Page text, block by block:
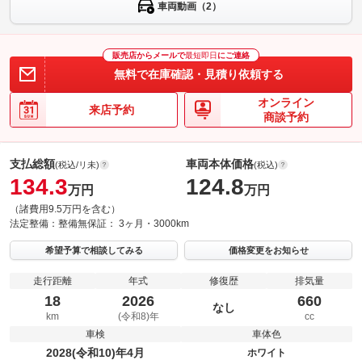
車両動画（2）
販売店からメールで最短即日 にご連絡
無料で在庫確認・見積り依頼する
来店予約
オンライン
商談予約
支払総額(税込/リ未)
134.3万円
（諸費用9.5万円を含む）
車両本体価格(税込)
124.8万円
法定整備： 整備無保証： 3ヶ月・3000km
希望予算で相談してみる 価格変更をお知らせ
走行距離
18
km
年式
2026
(令和8)年
修復歴
なし
排気量
660
cc
車検
2028(令和10)年4月
車体色
ホワイト